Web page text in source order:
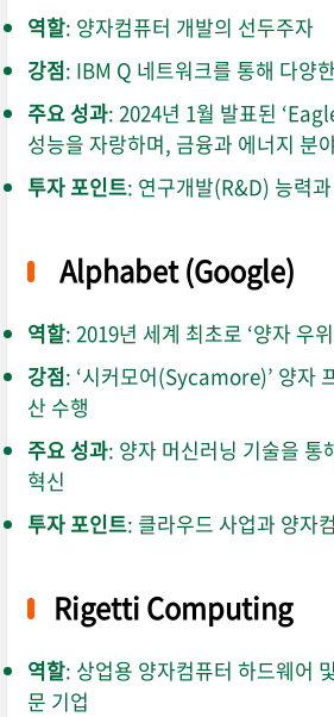
역할: 양자컴퓨터 개발의 선두주자
강점: IBM Q 네트워크를 통해 다양
주요 성과: 2024년 1월 발표된
성능을 자랑하며, 금융과 에너지 분
투자 포인트: 연구개발(R&D) 능력
Alphabet (Google)
역할: 2019년 세계 최초로 ‘양자 우
강점: ‘시커모어(Sycamore)’ 양자
산 수행
주요 성과: 양자 머신러닝 기술을 통
혁신
투자 포인트: 클라우드 사업과 양자
Rigetti Computing
역할: 상업용 양자컴퓨터 하드웨어
문 기업